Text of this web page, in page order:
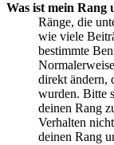
Was ist mein Rang
Ränge, die
wie viele
bestimmte
direkt ändern,
wurden. Bitte
deinen Rang
Verhalten
deinen Rang